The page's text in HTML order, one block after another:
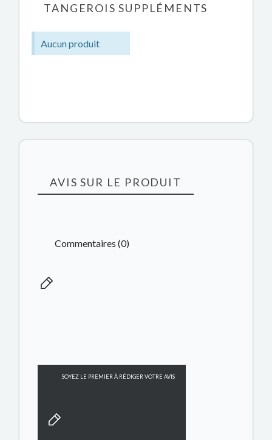
TANGEROIS SUPPLÉMENTS
Aucun produit
AVIS SUR LE PRODUIT
Commentaires (0)
SOYEZ LE PREMIER À RÉDIGER VOTRE AVIS